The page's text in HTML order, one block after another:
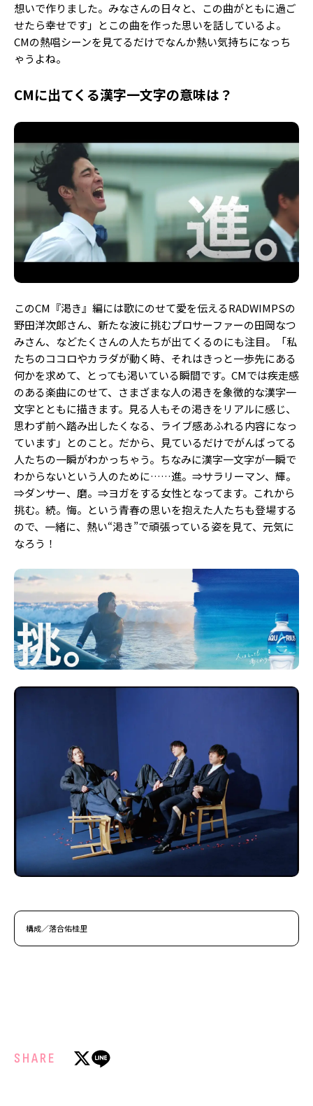
想いで作りました。みなさんの日々と、この曲がともに過ご
せたら幸せです」とこの曲を作った思いを話しているよ。
CMの熱唱シーンを見てるだけでなんか熱い気持ちになっち
ゃうよね。
CMに出てくる漢字一文字の意味は？
このCM『渇き』編には歌にのせて愛を伝えるRADWIMPSの
野田洋次郎さん、新たな波に挑むプロサーファーの田岡なつ
みさん、などたくさんの人たちが出てくるのにも注目。「私
たちのココロやカラダが動く時、それはきっと一歩先にある
何かを求めて、とっても渇いている瞬間です。CMでは疾走感
のある楽曲にのせて、さまざまな人の渇きを象徴的な漢字一
文字とともに描きます。見る人もその渇きをリアルに感じ、
思わず前へ踏み出したくなる、ライブ感あふれる内容になっ
ています」とのこと。だから、見ているだけでがんばってる
人たちの一瞬がわかっちゃう。ちなみに漢字一文字が一瞬で
わからないという人のために……進。⇒サラリーマン、輝。
⇒ダンサー、磨。⇒ヨガをする女性となってます。これから
挑む。続。悔。という青春の思いを抱えた人たちも登場する
ので、一緒に、熱い“渇き”で頑張っている姿を見て、元気に
なろう！
構成／落合佑桂里
SHARE